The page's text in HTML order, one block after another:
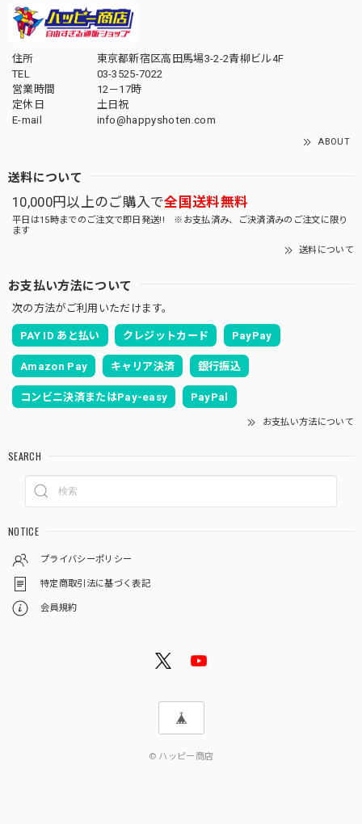
住所
東京都新宿区高田馬場3-2-2青柳ビル4F
TEL
03-3525-7022
営業時間
12－17時
定休日
土日祝
E-mail
info@happyshoten.com
ABOUT
送料について
10,000円以上のご購入で全国送料無料
平日は15時までのご注文で即日発送!! ※お支払済み、ご決済済みのご注文に限り
ます
送料について
お支払い方法について
次の方法がご利用いただけます。
PAY ID あと払い クレジットカード PayPay
Amazon Pay キャリア決済 銀行振込
コンビニ決済またはPay-easy PayPal
お支払い方法について
SEARCH
NOTICE
プライバシーポリシー
特定商取引法に基づく表記
会員規約
© ハッピー商店